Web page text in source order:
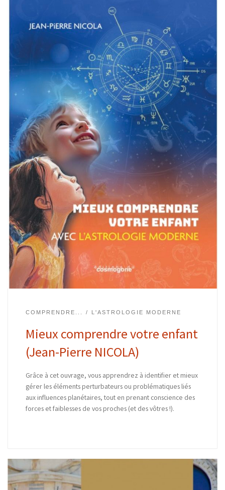
COMPRENDRE... L'ASTROLOGIE MODERNE
Mieux comprendre votre enfant
(Jean-Pierre NICOLA)
Grâce à cet ouvrage, vous apprendrez à identifier et mieux
gérer les éléments perturbateurs ou problématiques liés
aux influences planétaires, tout en prenant conscience des
forces et faiblesses de vos proches (et des vôtres !).